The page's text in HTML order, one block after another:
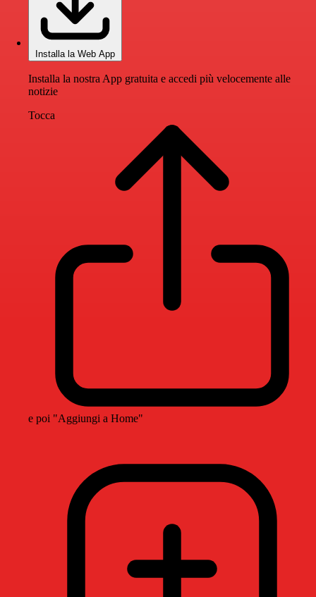
Installa la Web App
Installa la nostra App gratuita e accedi più velocemente alle
notizie
Tocca
e poi "Aggiungi a Home"